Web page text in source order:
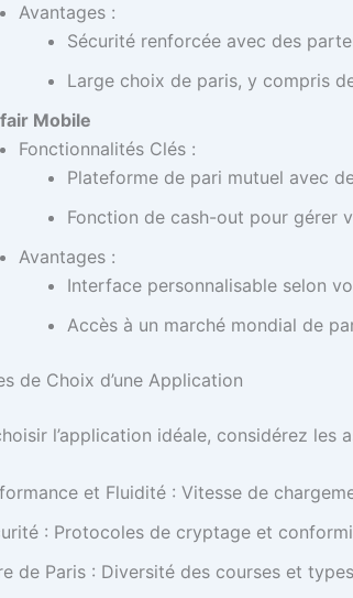
Avantages :
Sécurité renforcée avec des
Large choix de paris, y compris
Mobile
Fonctionnalités Clés :
Plateforme de pari mutuel avec
Fonction de cash-out pour gérer
Avantages :
Interface personnalisable selon
Accès à un marché mondial de
de Choix d’une Application
l’application idéale, considérez les
et Fluidité : Vitesse de
: Protocoles de cryptage et
de Paris : Diversité des courses et